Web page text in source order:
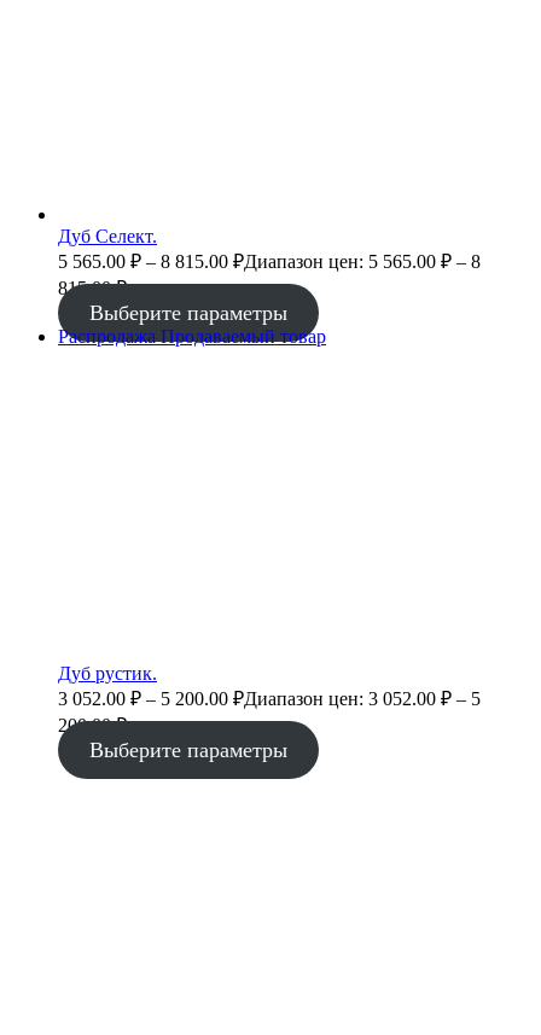
Дуб Селект.
5 565.00 ₽ – 8 815.00 ₽Диапазон цен: 5 565.00 ₽ – 8
815.00 ₽
Выберите параметры
Распродажа Продаваемый товар
Дуб рустик.
3 052.00 ₽ – 5 200.00 ₽Диапазон цен: 3 052.00 ₽ – 5
200.00 ₽
Выберите параметры